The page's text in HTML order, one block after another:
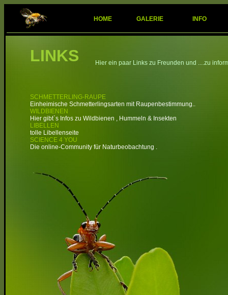
HOME GALERIE INFO
LINKS Hier ein paar Links zu Freunden und ....zu
SCHMETTERLING-RAUPE
Einheimische Schmetterlingsarten mit Raupenbestimmung..
WILDBIENEN
Hier gibt`s Infos zu Wildbienen , Hummeln & Insekten
LIBELLEN
tolle Libellenseite
SCIENCE 4 YOU
Die online-Community für Naturbeobachtung .